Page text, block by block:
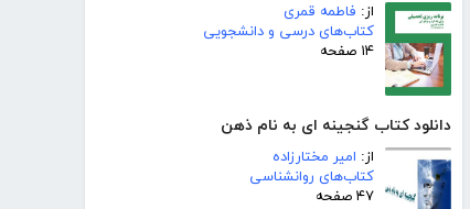
از: فاطمه قمری
کتاب‌های درسی و دانشجویی
۱۴ صفحه
دانلود کتاب گنجینه ای به نام ذهن
از: امیر مختارزاده
کتاب‌های روانشناسی
۴۷ صفحه